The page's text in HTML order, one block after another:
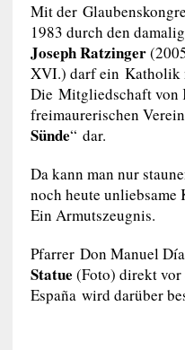
Mit der
1983 durch den
Joseph Ratzinger
XVI.) darf ein Katholik
Die Mitgliedschaft von
freimaurerischen
Sünde“ dar.
Da kann man nur
noch heute
Ein Armutszeugnis.
Pfarrer Don Manuel
Statue (Foto) direkt vor
España wird darüber